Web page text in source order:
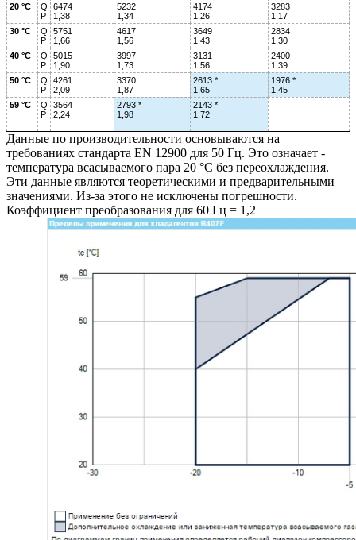
20 °C
Q
P
6474
1,38
5232
1,34
4174
1,26
3283
1,17
30 °C
Q
P
5751
1,66
4617
1,56
3649
1,43
2834
1,30
40 °C
Q
P
5015
1,90
3997
1,73
3131
1,56
2400
1,39
50 °C
Q
P
4261
2,09
3370
1,87
2613 *
1,65
1976 *
1,45
59 °C
Q
P
3564
2,24
2793 *
1,98
2143 *
1,72
Данные по производительности основываются на
требованиях стандарта EN 12900 для 50 Гц. Это означает -
температура всасываемого пара 20 °C без переохлаждения.
Эти данные являются теоретическими и предварительными
значениями. Из-за этого не исключены погрешности.
Коэффициент преобразования для 60 Гц = 1,2